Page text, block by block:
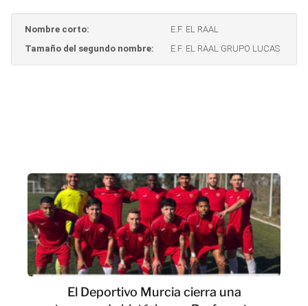
Nombre corto:
E.F. EL RAAL
Tamaño del segundo nombre:
E.F. EL RAAL GRUPO LUCAS
El Deportivo Murcia cierra una